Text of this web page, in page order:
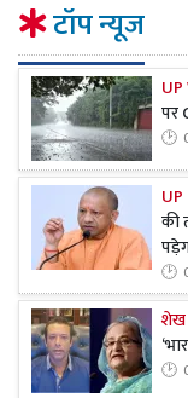
टॉप न्यूज
पर
की
शेख